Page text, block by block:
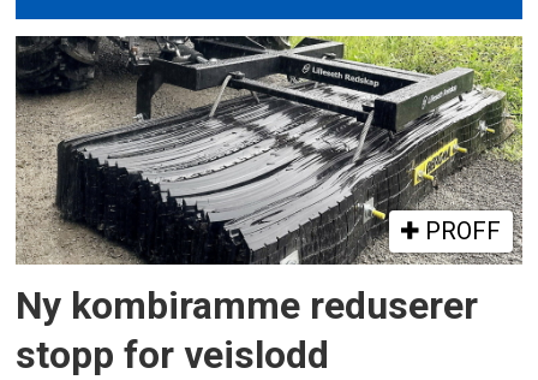
PROFF
Ny kombiramme reduserer
stopp for veislodd